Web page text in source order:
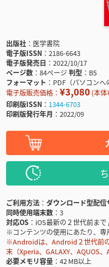
出版社
医学書院
電子版ISSN
2186-6643
電子版発売日
2022/10/17
ページ数
84ページ判型
B5
フォーマット
PDF（パソコンへ
電子版販売価格： ¥3,080(本体
印刷版ISSN
1344-6703
印刷版発行年月
2022/09
ご利用方法
ダウンロード型配信
同時使用端末数
3
対応OS
iOS最新の２世代前ま
※コンテンツの使用にあたり、
※Androidは、Android２世代前
末（Xperia、GALAXY、AQUOS
必要メモリ容量
42 MB以上